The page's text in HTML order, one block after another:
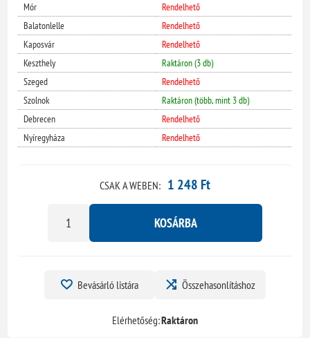
Mór
Rendelhető
Balatonlelle
Rendelhető
Kaposvár
Rendelhető
Keszthely
Raktáron (3 db)
Szeged
Rendelhető
Szolnok
Raktáron (több, mint 3 db)
Debrecen
Rendelhető
Nyíregyháza
Rendelhető
CSAK A WEBEN: 1 248 Ft
KOSÁRBA
Bevásárló listára Összehasonlításhoz
Elérhetőség:Raktáron